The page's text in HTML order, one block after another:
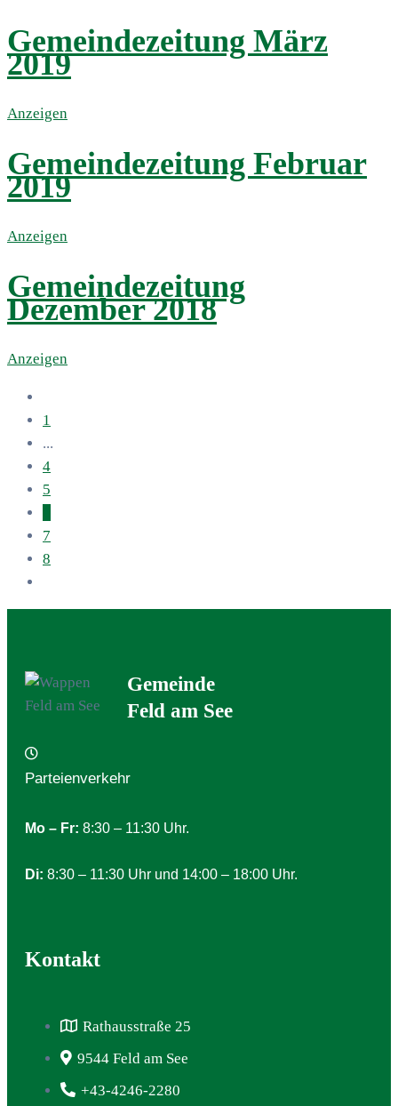
Gemeindezeitung März
2019
Anzeigen
Gemeindezeitung Februar
2019
Anzeigen
Gemeindezeitung
Dezember 2018
Anzeigen
1
...
4
5
7
8
Gemeinde
Feld am See
Parteienverkehr
Mo – Fr: 8:30 – 11:30 Uhr.
Di: 8:30 – 11:30 Uhr und 14:00 – 18:00 Uhr.
Kontakt
Rathausstraße 25
9544 Feld am See
+43-4246-2280